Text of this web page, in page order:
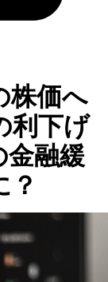
株価へ
利下げ
金融緩
？